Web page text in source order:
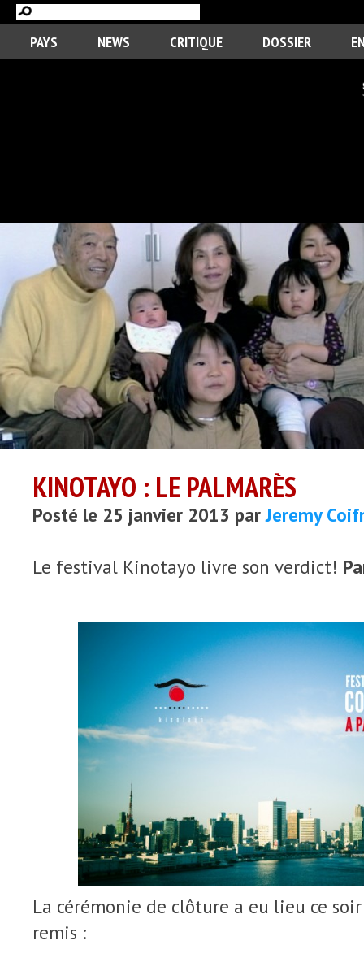
PAYS NEWS CRITIQUE DOSSIER
KINOTAYO : LE PALMARÈS
Posté le 25 janvier 2013 parJeremy
Le festival Kinotayo livre son verdict!
La cérémonie de clôture a eu lieu ce
remis :